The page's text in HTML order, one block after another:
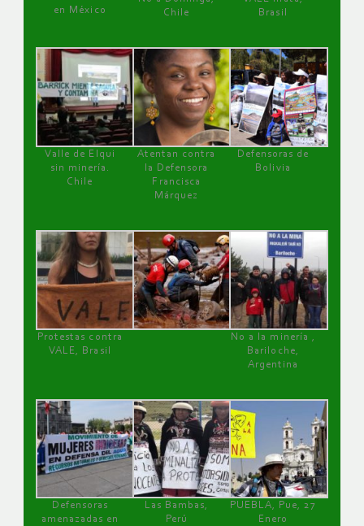
en México
Chile
Brasil
Valle de Elqui
sin minería.
Chile
Atentan contra
la Defensora
Francisca
Márquez
Defensoras de
Bolivia
Protestas contra
VALE, Brasil
No a la minería ,
Bariloche,
Argentina
Defensoras
amenazadas en
Las Bambas,
Perú
PUEBLA, Pue, 27
Enero